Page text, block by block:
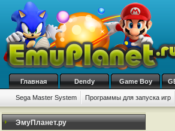
Главная Dendy Game Boy
Sega Master System Программы для запуска игр
ЭмуПланет.ру